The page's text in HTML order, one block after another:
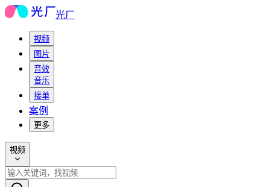
光厂
视频
图片
音效
音乐
接单
案例
更多
视频